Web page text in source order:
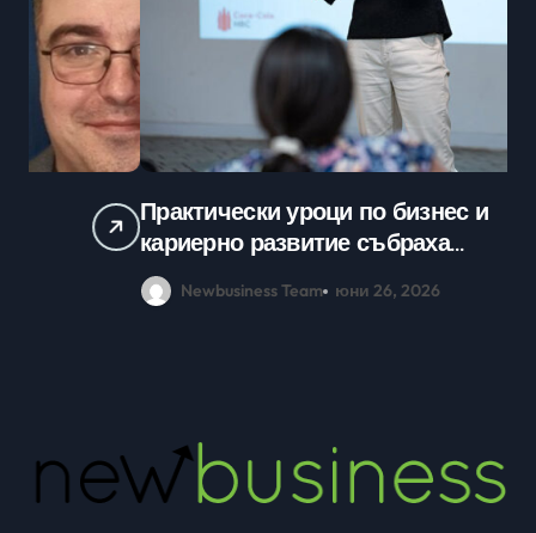
Практически уроци по бизнес и
кариерно развитие събраха
млади хора на SOFIA UP
Newbusiness Team юни 26, 2026